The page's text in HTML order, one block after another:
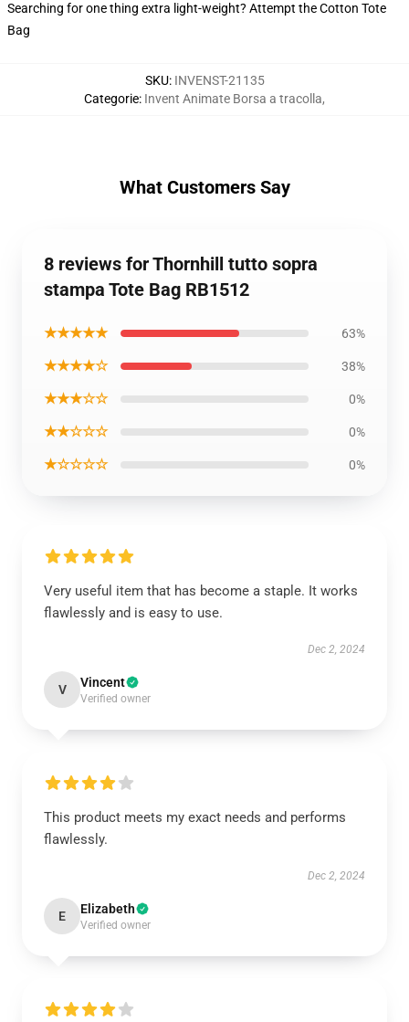
Searching for one thing extra light-weight? Attempt the Cotton Tote
Bag
SKU: INVENST-21135
Categorie: Invent Animate Borsa a tracolla,
What Customers Say
8 reviews for Thornhill tutto sopra
stampa Tote Bag RB1512
★★★★★ 63%
★★★★☆ 38%
★★★☆☆ 0%
★★☆☆☆ 0%
★☆☆☆☆ 0%
Very useful item that has become a staple. It works
flawlessly and is easy to use.
Dec 2, 2024
V Vincent
Verified owner
This product meets my exact needs and performs
flawlessly.
Dec 2, 2024
E Elizabeth
Verified owner